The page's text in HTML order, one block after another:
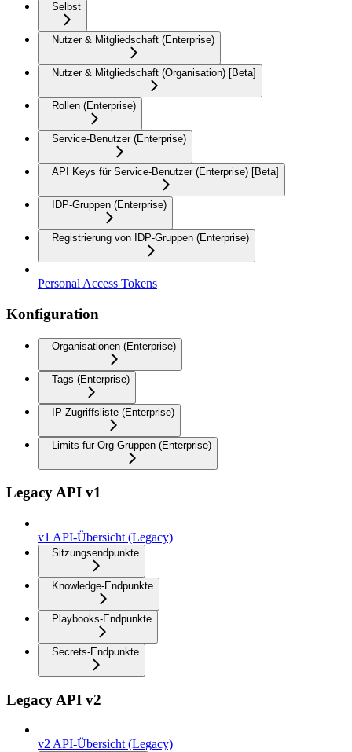
Selbst
Nutzer & Mitgliedschaft (Enterprise)
Nutzer & Mitgliedschaft (Organisation) [Beta]
Rollen (Enterprise)
Service-Benutzer (Enterprise)
API Keys für Service-Benutzer (Enterprise) [Beta]
IDP-Gruppen (Enterprise)
Registrierung von IDP-Gruppen (Enterprise)
Personal Access Tokens
Konfiguration
Organisationen (Enterprise)
Tags (Enterprise)
IP-Zugriffsliste (Enterprise)
Limits für Org-Gruppen (Enterprise)
Legacy API v1
v1 API-Übersicht (Legacy)
Sitzungsendpunkte
Knowledge-Endpunkte
Playbooks-Endpunkte
Secrets-Endpunkte
Legacy API v2
v2 API-Übersicht (Legacy)